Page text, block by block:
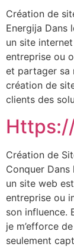
Création de
Energija Dans
un site
entreprise ou
et partager sa
création de
clients des
Création de
Conquer Dans
un site web
entreprise ou
son influence.
je m’efforce
seulement